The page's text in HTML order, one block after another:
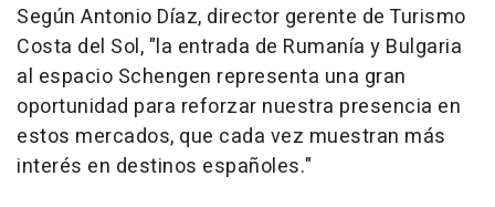
Según Antonio Díaz, director gerente de Turismo
Costa del Sol, "la entrada de Rumanía y Bulgaria
al espacio Schengen representa una gran
oportunidad para reforzar nuestra presencia en
estos mercados, que cada vez muestran más
interés en destinos españoles."